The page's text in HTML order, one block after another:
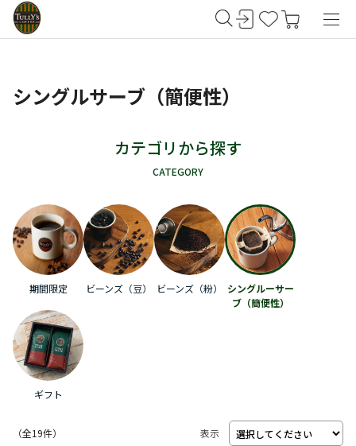
シングルサーブ（簡便性）
カテゴリから探す
CATEGORY
期間限定 ビーンズ（豆） ビーンズ（粉）
シングルーサー
ブ（簡便性）
ギフト
表示
（ 19件）